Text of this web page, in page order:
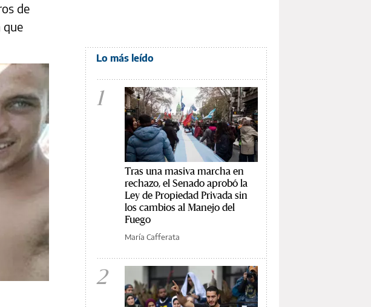
de
que
Lo más leído
1
Tras una masiva marcha en
rechazo, el Senado aprobó la
Ley de Propiedad Privada sin
los cambios al Manejo del
Fuego
María Cafferata
2